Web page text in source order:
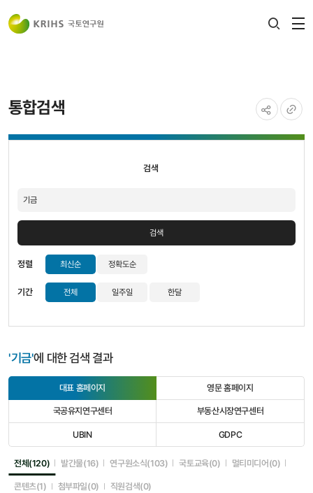
통합검색
검색
검색
정렬 최신순 정확도순
기간 전체 일주일 한달
'기금'에 대한 검색 결과
대표 홈페이지
선
택
됨
영문 홈페이지
선
택
안
됨
국공유지연구센터
선
택
안
됨
부동산시장연구센터
선
택
안
됨
UBIN
선
택
안
됨
GDPC
선
택
안
됨
전체(120)선택됨발간물(16)선택안됨
연구원소식(103)선택안됨
국토교육(0)선택안됨
멀티미디어(0)선택안됨
콘텐츠(1)선택안됨
첨부파일(0)선택안됨
직원검색(0)